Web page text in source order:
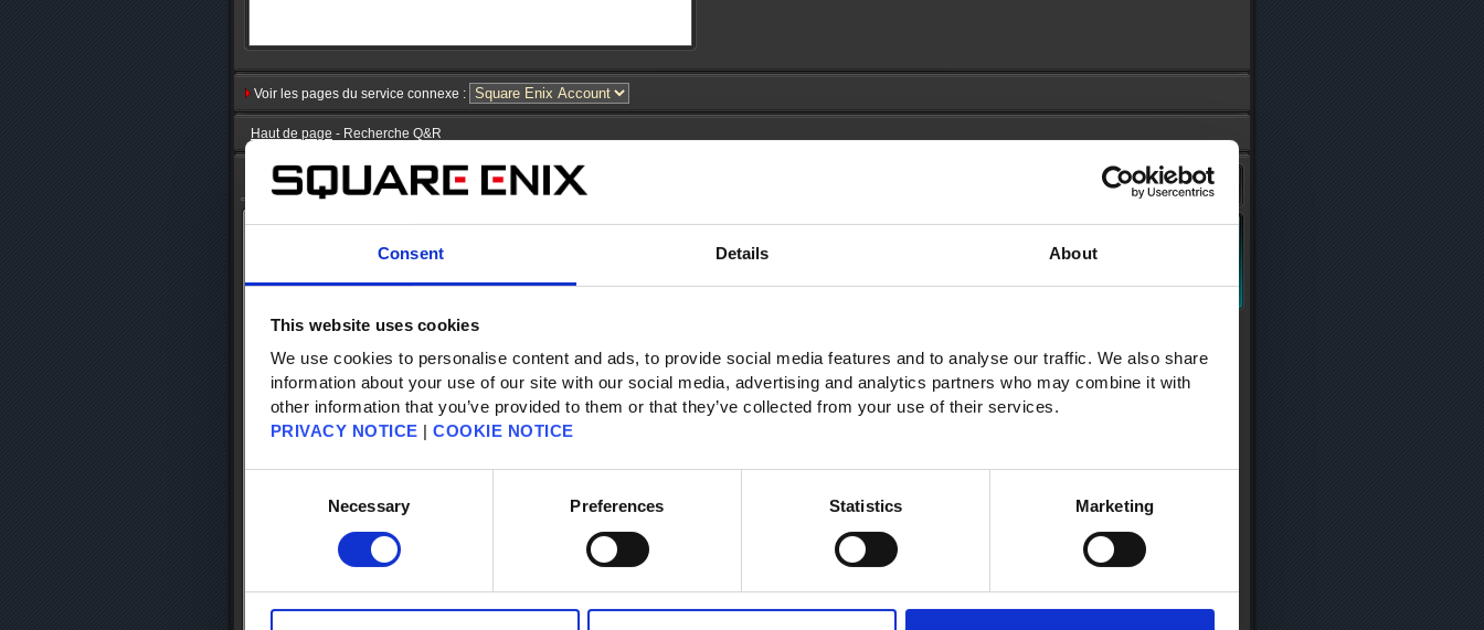
Consent Details About
This website uses cookies
We use cookies to personalise content and ads, to provide social media features and to analyse our traffic. We also share
information about your use of our site with our social media, advertising and analytics partners who may combine it with
other information that you’ve provided to them or that they’ve collected from your use of their services.
PRIVACY NOTICE | COOKIE NOTICE
Necessary Preferences Statistics Marketing
Voir les pages du service connexe :
Haut de page - Recherche Q&R
Recherche base de données
Recherchez dans la base de données
Recherche par mots-clés
articles par page
Top 5 of FAQ
À quoi correspond le numéro figurant au verso de l'authentificateur ?
Comment utiliser l'authentificateur?